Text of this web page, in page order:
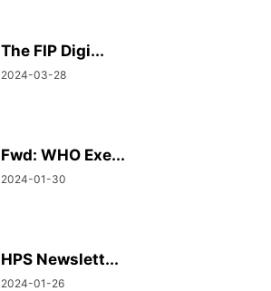
The FIP Digi...
2024-03-28
Fwd: WHO Exe...
2024-01-30
HPS Newslett...
2024-01-26